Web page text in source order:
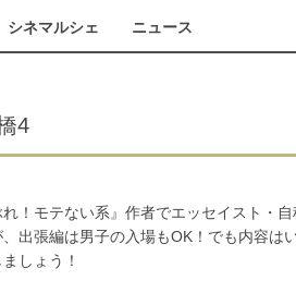
シネマルシェ ニュース
4
！モテない系』作者でエッセイスト・
出張編は男子の入場もOK！でも内容は
しょう！